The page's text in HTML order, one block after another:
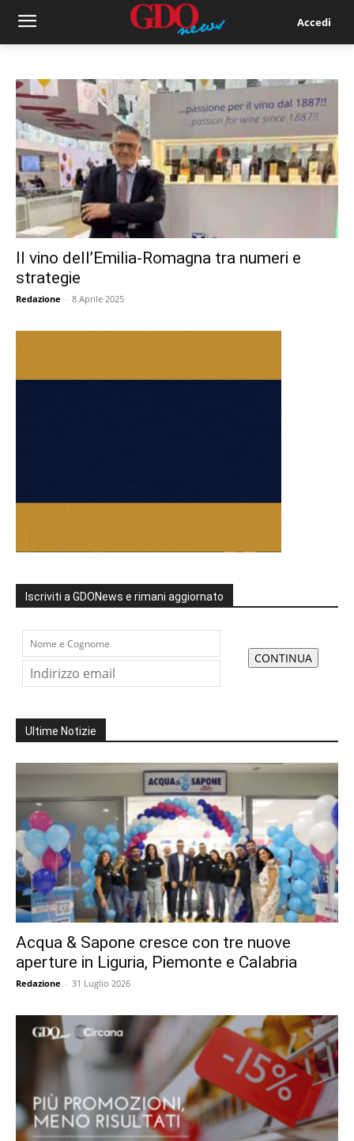
Accedi
Il vino dell’Emilia-Romagna tra numeri e
strategie
Redazione - 8 Aprile 2025
Iscriviti a GDONews e rimani aggiornato
Ultime Notizie
Acqua & Sapone cresce con tre nuove
aperture in Liguria, Piemonte e Calabria
Redazione - 31 Luglio 2026